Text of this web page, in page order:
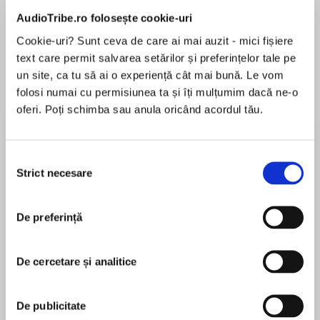
AudioTribe.ro folosește cookie-uri
Cookie-uri? Sunt ceva de care ai mai auzit - mici fișiere
text care permit salvarea setărilor și preferințelor tale pe
un site, ca tu să ai o experiență cât mai bună. Le vom
folosi numai cu permisiunea ta și îți mulțumim dacă ne-o
oferi. Poți schimba sau anula oricând acordul tău.
consimțământului
Strict necesare
De preferință
De cercetare și analitice
De publicitate
Desprecarte
Resonant with the emotional urgency of Alice
Walker’s classic Meridian and the poignant
the unlikely friendship between a precocious
MississippiWade in the Watertells the story of
Ella, a black, unloved, precocious eleven-year-
old, and Ms. St. James, a mysterious white
woman from Princeton who appears in Ella’s
MAI MULT
pentru această carte
Nyani Nkrumah was born in Boston and raised in
reading and writing from her mother, who taught